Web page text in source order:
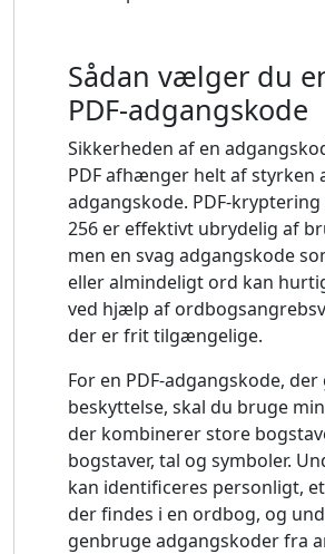
Sådan vælger du
PDF-adgangskode
Sikkerheden af ​​en
PDF afhænger helt af styrken
adgangskode. PDF-kryptering
256 er effektivt ubrydelig af
men en svag adgangskode
eller almindeligt ord kan
ved hjælp af
der er frit tilgængelige.
For en PDF-adgangskode,
beskyttelse, skal du bruge
der kombinerer store
bogstaver, tal og symboler.
kan identificeres personligt,
der findes i en ordbog, og
genbruge adgangskoder fra